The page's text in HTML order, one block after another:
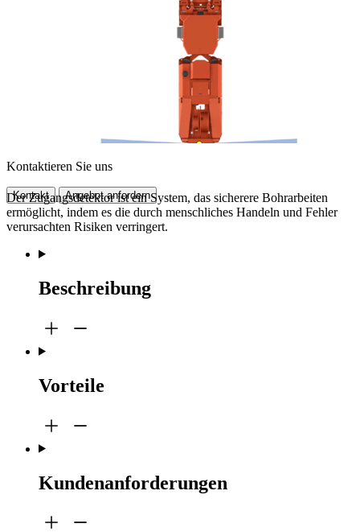
Kontaktieren Sie uns
Kontakt Angebot anfordern
Der Zugangsdetektor ist ein System, das sicherere Bohrarbeiten
ermöglicht, indem es die durch menschliches Handeln und Fehler
verursachten Risiken verringert.
Beschreibung
Vorteile
Kundenanforderungen